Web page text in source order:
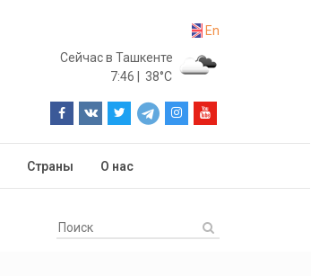
En
Сейчас в Ташкенте
7:46
38°C
Страны О нас